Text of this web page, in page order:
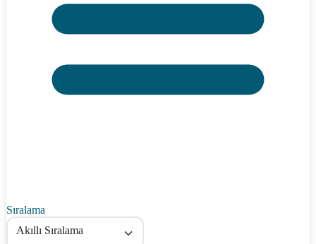
Sıralama
Akıllı Sıralama